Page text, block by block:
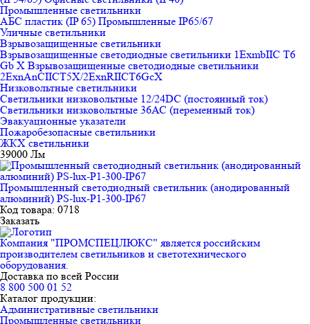
Промышленные светильники
АБС пластик (IP 65) Промышленные IP65/67
Уличные светильники
Взрывозащищенные светильники
Взрывозащищенные светодиодные светильники 1ExmbIIC T6
Gb X Взрывозащищенные светодиодные светильники
2ЕхnAnCIICT5X/2ExnRIICT6GcX
Низковольтные светильники
Светильники низковольтные 12/24DC (постоянный ток)
Светильники низковольтные 36АС (переменный ток)
Эвакуационные указатели
Пожаробезопасные светильники
ЖКХ светильники
39000 Лм
Промышленный светодиодный светильник (анодированный
алюминий) PS-lux-P1-300-IP67
Код товара: 0718
Заказать
Компания "ПРОМСПЕЦЛЮКС" является российским
производителем светильников и светотехнического
оборудования.
Доставка по всей России
8 800 500 01 52
Каталог продукции:
Административные светильники
Промышленные светильники